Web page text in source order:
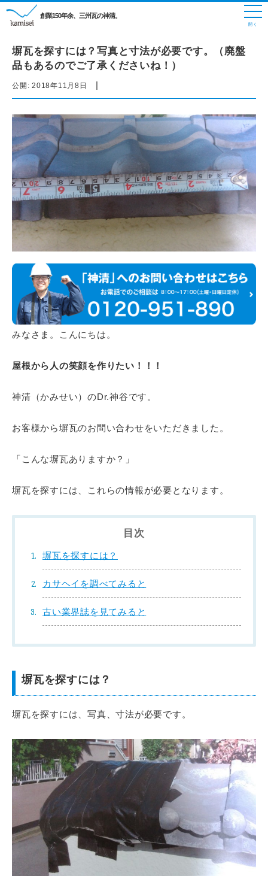
創業150年余、三州瓦の神清。
塀瓦を探すには？写真と寸法が必要です。（廃盤
品もあるのでご了承くださいね！）
公開: 2018年11月8日 |
みなさま。こんにちは。
屋根から人の笑顔を作りたい！！！
神清（かみせい）のDr.神谷です。
お客様から塀瓦のお問い合わせをいただきました。
「こんな塀瓦ありますか？」
塀瓦を探すには、これらの情報が必要となります。
目次
塀瓦を探すには？
カサヘイを調べてみると
古い業界誌を見てみると
塀瓦を探すには？
塀瓦を探すには、写真、寸法が必要です。